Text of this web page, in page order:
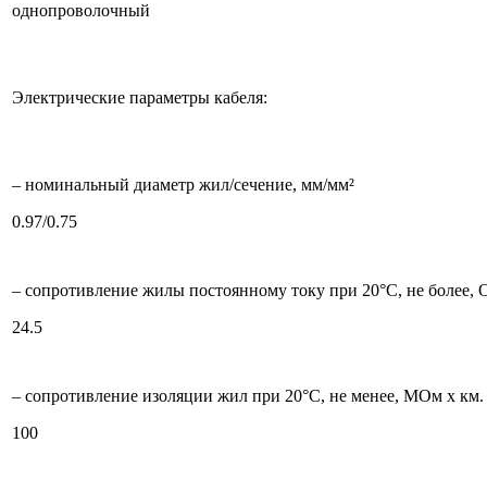
однопроволочный
Электрические параметры кабеля:
– номинальный диаметр жил/сечение, мм/мм²
0.97/0.75
– сопротивление жилы постоянному току при 20°С, не более,
24.5
– сопротивление изоляции жил при 20°C, не менее, МОм х км.
100